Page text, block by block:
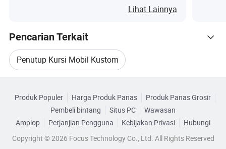
pakai 5in1
Material
Sesuai untuk jenis
Mobil Universal dapat diterima
Warna Transparan/Putih
Penggunaan Lindungi interior mobil
Lihat Lainnya
Pencarian Terkait
Penutup Kursi Mobil Kustom
Set Penutup Kursi Mobil
Tas Penutup Kursi Mobil
Telusuri menurut Kategori
Produk Populer Harga Produk Panas
Produk Panas Grosir
Pembeli bintang
Situs PC
Wawasan
Amplop
Perjanjian Pengguna Kebijakan Privasi
Hubungi
Copyright © 2026 Focus Technology Co., Ltd. All Rights Reserved